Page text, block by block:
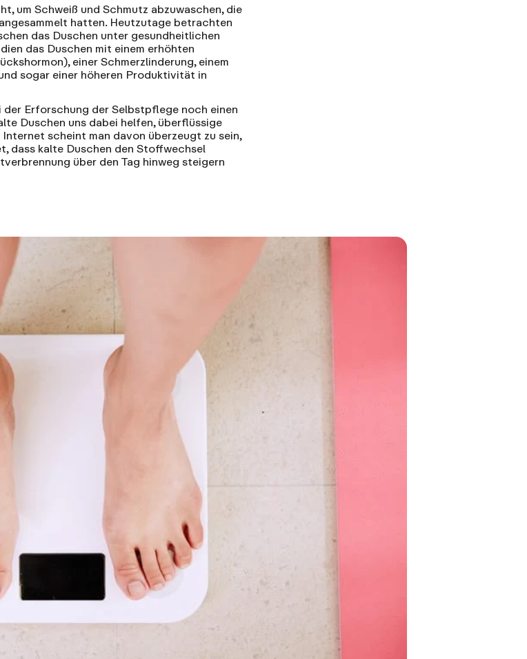
um Schweiß und Schmutz abzuwaschen, die
hatten. Heutzutage betrachten
das Duschen unter gesundheitlichen
das Duschen mit einem erhöhten
einer Schmerzlinderung, einem
sogar einer höheren Produktivität in
der Erforschung der Selbstpflege noch einen
Duschen uns dabei helfen, überflüssige
scheint man davon überzeugt zu sein,
dass kalte Duschen den Stoffwechsel
über den Tag hinweg steigern